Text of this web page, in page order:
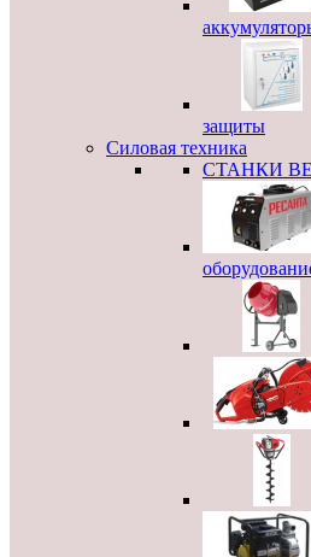
защиты
Силовая техника
СТАНКИ